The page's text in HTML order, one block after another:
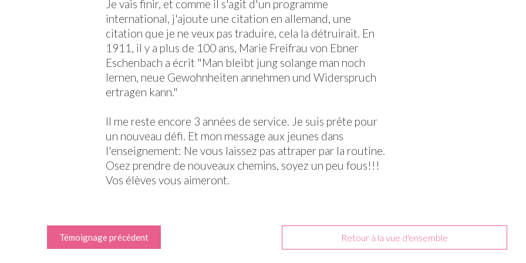
Je vais finir, et comme il s'agit d'un programme
international, j'ajoute une citation en allemand, une
citation que je ne veux pas traduire, cela la détruirait. En
1911, il y a plus de 100 ans, Marie Freifrau von Ebner
Eschenbach a écrit "Man bleibt jung solange man noch
lernen, neue Gewohnheiten annehmen und Widerspruch
ertragen kann."
Il me reste encore 3 années de service. Je suis prête pour
un nouveau défi. Et mon message aux jeunes dans
l'enseignement: Ne vous laissez pas attraper par la routine.
Osez prendre de nouveaux chemins, soyez un peu fous!!!
Vos élèves vous aimeront.
Témoignage précédent Retour à la vue d'ensemble